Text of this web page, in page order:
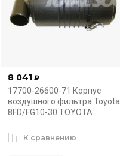
8 041 ₽
17700-26600-71 Корпус
воздушного фильтра Toyota
8FD/FG10-30 TOYOTA
К сравнению